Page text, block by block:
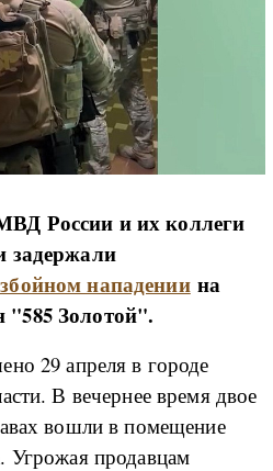
России и их коллеги
задержали
нападениина
Золотой".
29 апреля в городе
В вечернее время двое
вошли в помещение
Угрожая продавцам